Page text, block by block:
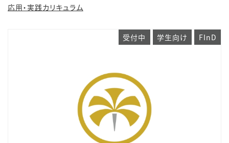
応用・実践カリキュラム
受付中 学生向け FInD